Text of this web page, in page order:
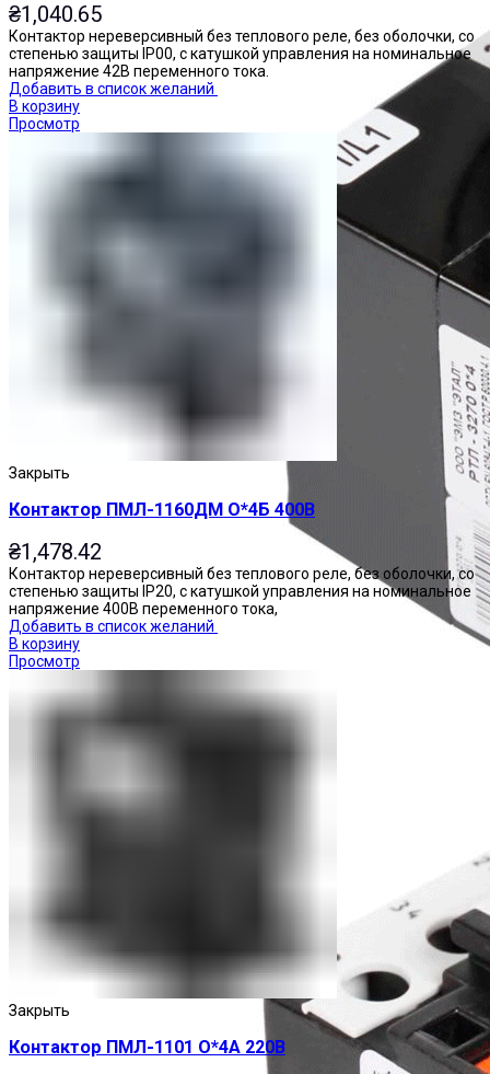
Реле тепловые
₴1,040.65
Контактор нереверсивный без теплового реле, без оболочки, со
степенью защиты IP00, с катушкой управления на номинальное
напряжение 42В переменного тока.
Добавить в список желаний
В корзину
Просмотр
Закрыть
Контактор ПМЛ-1160ДМ О*4Б 400В
₴1,478.42
Контактор нереверсивный без теплового реле, без оболочки, со
степенью защиты IP20, с катушкой управления на номинальное
напряжение 400В переменного тока,
Добавить в список желаний
В корзину
Просмотр
Закрыть
Контактор ПМЛ-1101 О*4А 220В